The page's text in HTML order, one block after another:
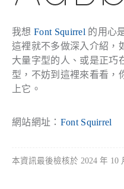
我想 Font Squirrel 的用心
這裡就不多做深入介紹，
大量字型的人、或是正巧
型，不妨到這裡來看看，
上它。
網站網址： Font Squirrel
本資訊最後檢核於 2024 年 10